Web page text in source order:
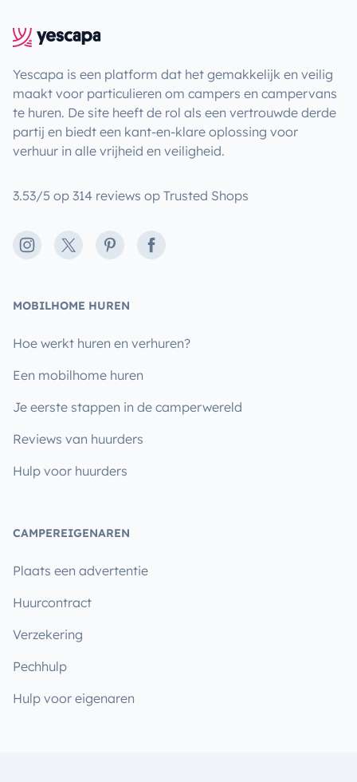
Yescapa is een platform dat het gemakkelijk en veilig
maakt voor particulieren om campers en campervans
te huren. De site heeft de rol als een vertrouwde derde
partij en biedt een kant-en-klare oplossing voor
verhuur in alle vrijheid en veiligheid.
3.53/5 op 314 reviews op Trusted Shops
Instagram
X PinterestFacebook
MOBILHOME HUREN
Hoe werkt huren en verhuren?
Een mobilhome huren
Je eerste stappen in de camperwereld
Reviews van huurders
Hulp voor huurders
CAMPEREIGENAREN
Plaats een advertentie
Huurcontract
Verzekering
Pechhulp
Hulp voor eigenaren